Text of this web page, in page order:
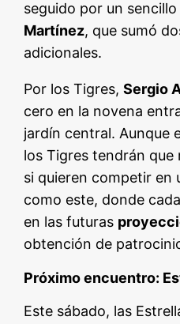
seguido por un
Martínez, que sumó
adicionales.
Por los Tigres,Sergio
cero en la novena
jardín central. Aunque
los Tigres tendrán que
si quieren competir
como este, donde
en las futuras
obtención de
Próximo encuentro:
Este sábado, las